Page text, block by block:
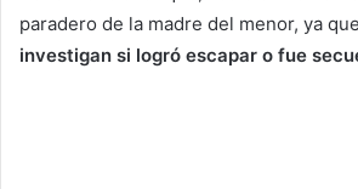
paradero de la madre del menor, ya que
investigan si logró escapar o fue